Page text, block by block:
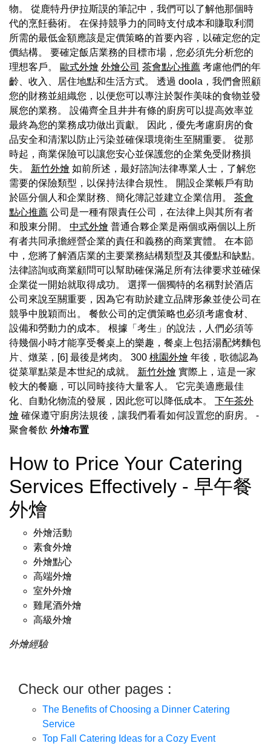
物。 從鹿特丹伊拉斯謨的筆記中，我們可以了解他那個時
代的烹飪藝術。 在保持競爭力的同時支付成本和賺取利潤
所需的最低金額應該是定價策略的首要內容，以確定您的定
價結構。 要確定飯店業務的目標市場，您必須先分析您的
理想客戶。
歐式外燴 外燴公司 茶會點心推薦 考慮他們的年
齡、收入、居住地點和生活方式。 透過 doola，我們會照顧
您的財務並組織您，以便您可以專注於製作美味的食物並發
展您的業務。 設備齊全且井井有條的廚房可以提高效率並
最終為您的業務成功做出貢獻。 因此，優先考慮廚房的食
品安全和清潔以防止污染並確保環境衛生至關重要。 從那
時起，商業保險可以讓您安心並保護您的企業免受財務損
失。 新竹外燴 如前所述，最好諮詢法律專業人士，了解您
需要的保險類型，以保持法律合規性。 開設企業帳戶有助
於區分個人和企業財務、簡化簿記並建立企業信用。 茶會
點心推薦 公司是一種有限責任公司，在法律上與其所有者
和股東分開。 中式外燴 普通合夥企業是兩個或兩個以上所
有者共同承擔經營企業的責任和義務的商業實體。 在本節
中，您將了解酒店業的主要業務結構類型及其優點和缺點。
法律諮詢或商業顧問可以幫助確保滿足所有法律要求並確保
企業從一開始就取得成功。 選擇一個獨特的名稱對於酒店
公司來說至關重要，因為它有助於建立品牌形象並使公司在
競爭中脫穎而出。 餐飲公司的定價策略也必須考慮食材、
設備和勞動力的成本。 根據「考生」的說法，人們必須等
待幾個小時才能享受餐桌上的樂趣，餐桌上包括湯配烤麵包
片、燉菜，[6] 最後是烤肉。 300 桃園外燴 年後，歌德認為
從菜單點菜是本世紀的成就。 新竹外燴 實際上，這是一家
較大的餐廳，可以同時接待大量客人。 它完美適應最佳
化、自動化物流的發展，因此您可以降低成本。 下午茶外
燴 確保遵守廚房法規後，讓我們看看如何設置您的廚房。 -
聚會餐飲 外燴布置
How to Price Your Catering
Services Effectively - 早午餐
外燴
外燴活動
素食外燴
外燴點心
高端外燴
室外外燴
雞尾酒外燴
高級外燴
外燴經驗
Check our other pages :
The Benefits of Choosing a Dinner Catering
Service
Top Fall Catering Ideas for a Cozy Event